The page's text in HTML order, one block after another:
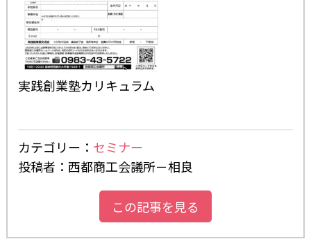
実践創業塾カリキュラム
カテゴリー： セミナー
投稿者：西都商工会議所－相良
この記事を見る